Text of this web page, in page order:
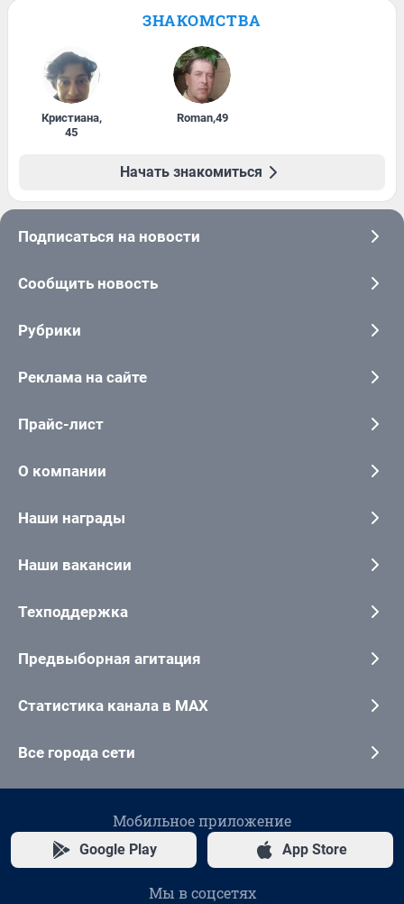
ЗНАКОМСТВА
Кристиана,
45
Roman,49
Начать знакомиться
Подписаться на новости
Сообщить новость
Рубрики
Реклама на сайте
Прайс-лист
О компании
Наши награды
Наши вакансии
Техподдержка
Предвыборная агитация
Статистика канала в MAX
Все города сети
Мобильное приложение
Google Play App Store
Мы в соцсетях